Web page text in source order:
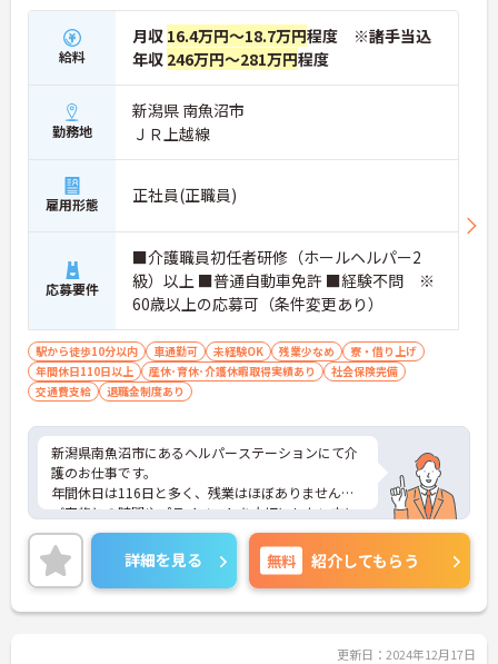
給料
月収 16.4万円～18.7万円程度 ※諸手当込
年収 246万円～281万円程度
勤務地
新潟県 南魚沼市
ＪＲ上越線
雇用形態 正社員(正職員)
応募要件
■介護職員初任者研修（ホールヘルパー2
級）以上 ■普通自動車免許 ■経験不問 ※
60歳以上の応募可（条件変更あり）
駅から徒歩10分以内 車通勤可 未経験OK 残業少なめ
寮・借り上げ
年間休日110日以上
産休･育休･介護休暇取得実績あり
社会保険完備
交通費支給
退職金制度あり
新潟県南魚沼市にあるヘルパーステーションにて介
護のお仕事です。
年間休日は116日と多く、残業はほぼありません。
ご家族との時間やプライベートを大切にしたい方に
もおすすめです◎
また、独身寮もございますので遠方からのご転職の
方でお部屋探しに困ることもございませんよ♪
ご興味がある方は是非一度マイナビまでお問い合わ
せください。さらに詳細などお伝えします！
詳細を見る 無料 紹介してもらう
更新日：2024年12月17日